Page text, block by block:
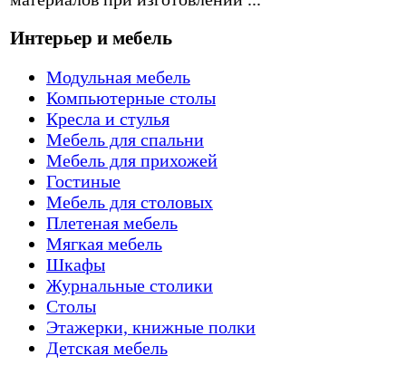
Интерьер и мебель
Модульная мебель
Компьютерные столы
Кресла и стулья
Мебель для спальни
Мебель для прихожей
Гостиные
Мебель для столовых
Плетеная мебель
Мягкая мебель
Шкафы
Журнальные столики
Столы
Этажерки, книжные полки
Детская мебель